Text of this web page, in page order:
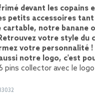
devant les copains
petits accessoires
cartable, notre banane
votre style du
votre personnalité !
notre logo, c'est
pins collector avec le